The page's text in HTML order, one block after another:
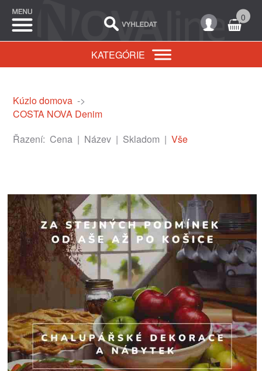
0
KATEGÓRIE
Kúzlo domova->
COSTA NOVA Denim
Řazení: Cena| Název| Skladom | Vše